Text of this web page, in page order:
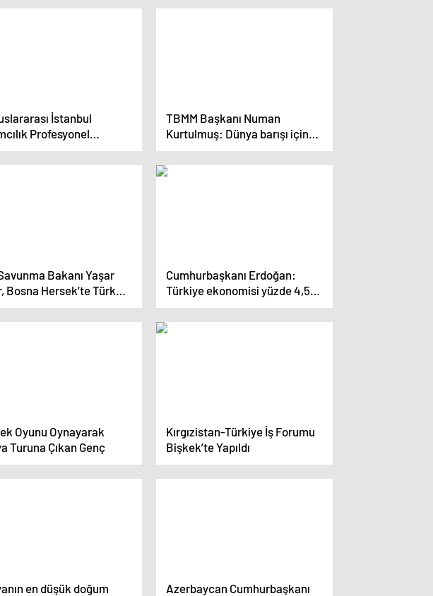
üstesinden gelmek için fırsat
İstanbul
Profesyonel
TBMM Başkanı Numan
Kurtulmuş: Dünya barışı için
yeni bir dünya sistemi
kurulmalıdır
Bakanı Yaşar
Bosna Hersek’te Türk
Heyet Başkanlığını
etti
Cumhurbaşkanı Erdoğan:
Türkiye ekonomisi yüzde 4,5
büyüdü
Oyunu Oynayarak
Turuna Çıkan Genç
Kırgızistan-Türkiye İş Forumu
Bişkek’te Yapıldı
en düşük doğum
Azerbaycan Cumhurbaşkanı